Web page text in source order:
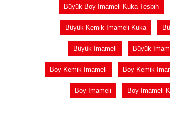
Büyük Boy İmameli Kuka Tesbih
Büyük Kemik İmameli Kuka
Büyük İmameli Büyük
Boy Kemik İmameli Boy Kemik
Boy İmameli Boy İmameli